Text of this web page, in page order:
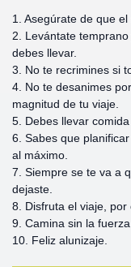
1. Asegúrate de que
2. Levántate
debes llevar.
3. No te recrimines si
4. No te desanimes
magnitud de tu viaje.
5. Debes llevar
6. Sabes que
al máximo.
7. Siempre se te va a
dejaste.
8. Disfruta el viaje, por
9. Camina sin la
10. Feliz alunizaje.